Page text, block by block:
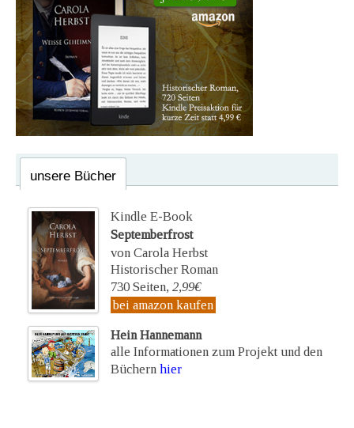
unsere Bücher
Kindle E-Book
Septemberfrost
von Carola Herbst
Historischer Roman
730 Seiten, 2,99€
bei amazon kaufen
Hein Hannemann
alle Informationen zum Projekt und den
Büchern hier